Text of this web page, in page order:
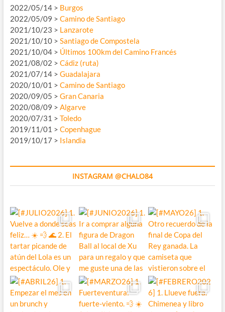
2022/05/14 > Burgos
2022/05/09 > Camino de Santiago
2021/10/23 > Lanzarote
2021/10/10 > Santiago de Compostela
2021/10/04 > Últimos 100km del Camino Francés
2021/08/02 > Cádiz (ruta)
2021/07/14 > Guadalajara
2020/10/01 > Camino de Santiago
2020/09/05 > Gran Canaria
2020/08/09 > Algarve
2020/07/31 > Toledo
2019/11/01 > Copenhague
2019/10/17 > Islandia
INSTAGRAM @CHALO84